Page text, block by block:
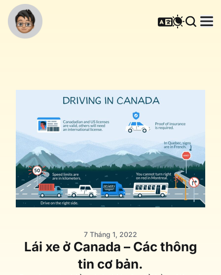
7 Tháng 1, 2022
Lái xe ở Canada – Các thông
tin cơ bản.